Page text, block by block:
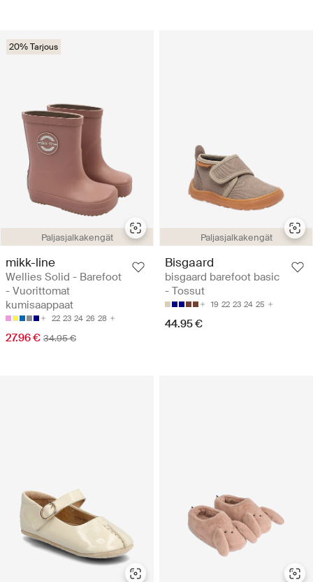
Paljasjalkakengät
20% Tarjous
mikk-line
Wellies Solid - Barefoot
- Vuorittomat
kumisaappaat
22 23 24 26 28
27.96 € 34.95 €
Paljasjalkakengät
Bisgaard
bisgaard barefoot basic
- Tossut
19 22 23 24 25
44.95 €